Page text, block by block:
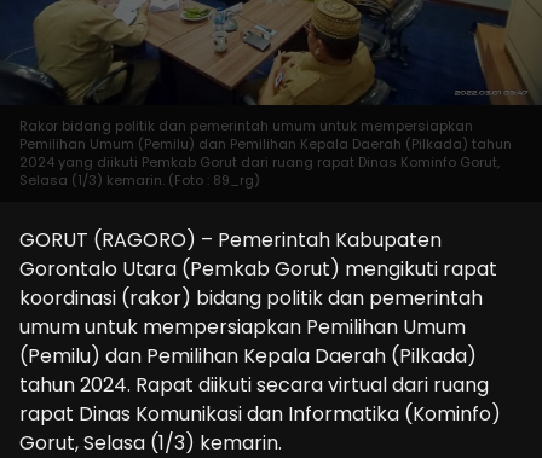
Rakor bidang politik dan pemerintah umum untuk mempersiapkan
Pemilihan Umum (Pemilu) dan Pemilihan Kepala Daerah (Pilkada) tahun
2024 yang diikuti Pemkab Gorut dari ruang rapat Dinas Kominfo Gorut,
Selasa (1/3) kemarin. (Foto : 89_rg)
GORUT (RAGORO) – Pemerintah Kabupaten
Gorontalo Utara (Pemkab Gorut) mengikuti rapat
koordinasi (rakor) bidang politik dan pemerintah
umum untuk mempersiapkan Pemilihan Umum
(Pemilu) dan Pemilihan Kepala Daerah (Pilkada)
tahun 2024. Rapat diikuti secara virtual dari ruang
rapat Dinas Komunikasi dan Informatika (Kominfo)
Gorut, Selasa (1/3) kemarin.